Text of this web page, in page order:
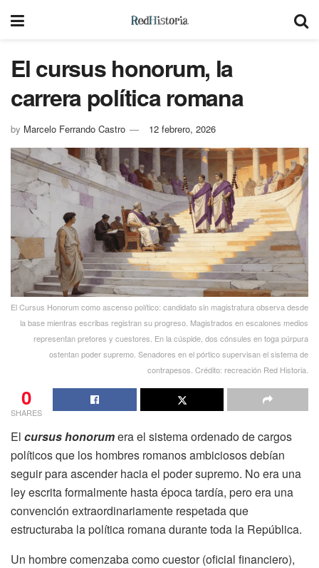
El cursus honorum, la
carrera política romana
by Marcelo Ferrando Castro 12 febrero, 2026
El Cursus Honorum como ascenso político: candidato sin magistratura observa desde
la base mientras escribas registran su progreso. Magistrados en escalones medios
representan pretores y cuestores. En la cúspide, dos cónsules en toga púrpura
ostentan poder supremo. Senadores en el pórtico supervisan el sistema de
contrapesos. Crédito: recreación Red Historia.
0
SHARES
El cursus honorumera el sistema ordenado de cargos
políticos que los hombres romanos ambiciosos debían
seguir para ascender hacia el poder supremo. No era una
ley escrita formalmente hasta época tardía, pero era una
convención extraordinariamente respetada que
estructuraba la política romana durante toda la República.
Un hombre comenzaba como cuestor (oficial financiero),